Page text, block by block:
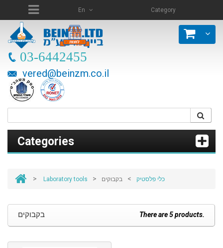
En Category
03-6442455
vered@beinzm.co.il
Categories
> Laboratory tools > כלי פלסטיק > בקבוקים
בקבוקים There are 5 products.